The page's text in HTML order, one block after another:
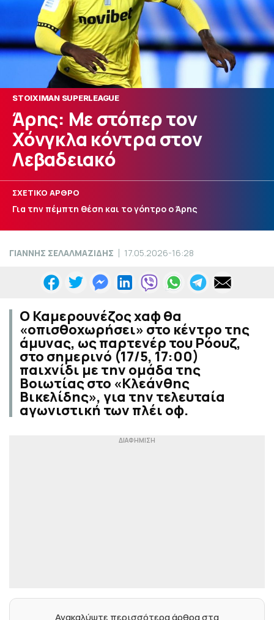
STOIXIMAN SUPERLEAGUE
Άρης: Με στόπερ τον
Χόνγκλα κόντρα στον
Λεβαδειακό
ΣΧΕΤΙΚΟ ΑΡΘΡΟ
Για την πέμπτη θέση και το γόητρο ο Άρης
ΓΙΑΝΝΗΣ ΣΕΛΑΛΜΑΖΙΔΗΣ 17.05.2026-16:28
Ο Καμερουνέζος χαφ θα
«οπισθοχωρήσει» στο κέντρο της
άμυνας, ως παρτενέρ του Ρόουζ,
στο σημερινό (17/5, 17:00)
παιχνίδι με την ομάδα της
Βοιωτίας στο «Κλεάνθης
Βικελίδης», για την τελευταία
αγωνιστική των πλέι οφ.
Ανακαλύψτε περισσότερα άρθρα στα